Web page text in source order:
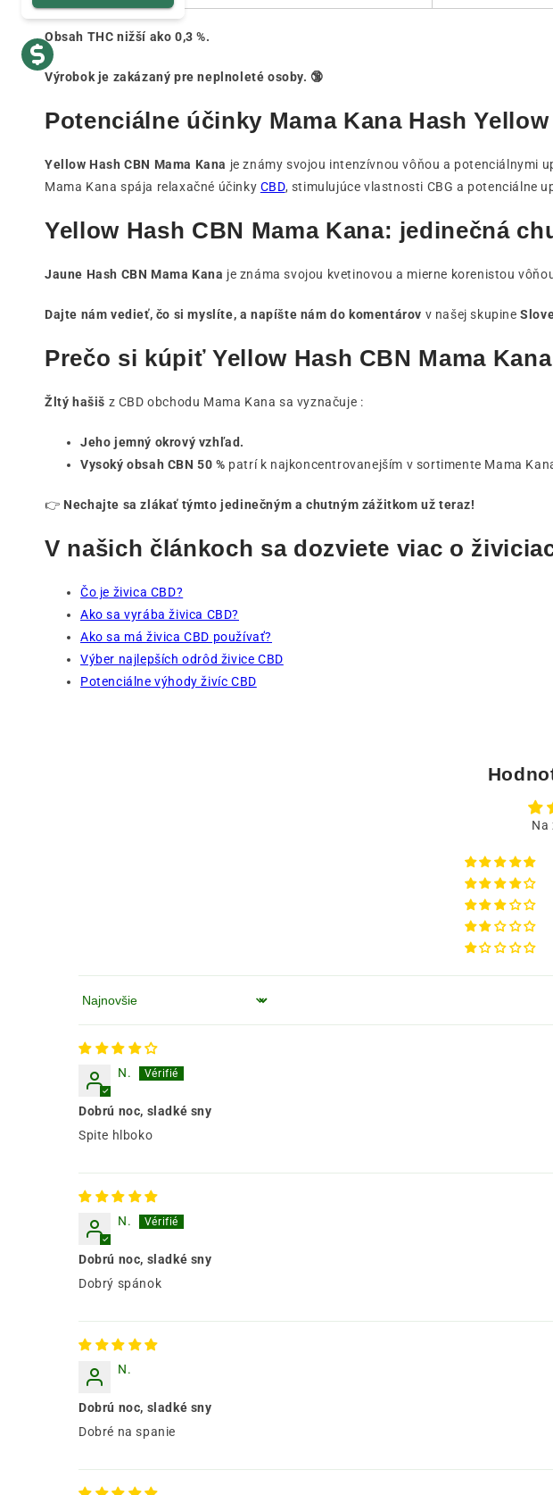
Obsah THC nižší ako 0,3 %.
Výrobok je zakázaný pre neplnoleté osoby. 🔞
Potenciálne účinky Mama Kana Hash Yellow
Yellow Hash CBN Mama Kana je známy svojou intenzívnou vôňou a potenciálnymi
Mama Kana spája relaxačné účinky CBD, stimulujúce vlastnosti CBG a potenciálne
Yellow Hash CBN Mama Kana: jedinečná
Jaune Hash CBN Mama Kana je známa svojou kvetinovou a mierne korenistou
Dajte nám vedieť, čo si myslíte, a napíšte nám do komentárov v našej skupine
Prečo si kúpiť Yellow Hash CBN Mama Kana
Žltý hašiš z CBD obchodu Mama Kana sa vyznačuje :
Jeho jemný okrový vzhľad.
Vysoký obsah CBN 50 % patrí k najkoncentrovanejším v sortimente Mama
👉 Nechajte sa zlákať týmto jedinečným a chutným zážitkom už teraz!
V našich článkoch sa dozviete viac o
Čo je živica CBD?
Ako sa vyrába živica CBD?
Ako sa má živica CBD používať?
Výber najlepších odrôd živice CBD
Potenciálne výhody živíc CBD
Na
Zoradiť podľa
N.
Dobrú noc, sladké sny
Spite hlboko
N.
Dobrú noc, sladké sny
Dobrý spánok
N.
Dobrú noc, sladké sny
Dobré na spanie